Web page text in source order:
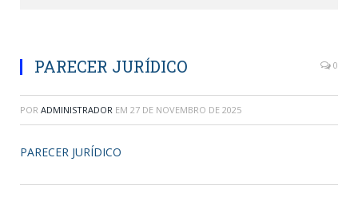
PARECER JURÍDICO 0
POR ADMINISTRADOR EM 27 DE NOVEMBRO DE 2025
PARECER JURÍDICO